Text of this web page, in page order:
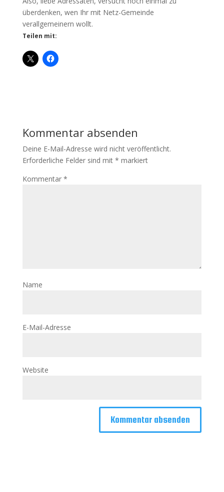
überdenken, wen Ihr mit Netz-Gemeinde
verallgemeinern wollt.
Teilen mit:
Kommentar absenden
Deine E-Mail-Adresse wird nicht veröffentlicht.
Erforderliche Felder sind mit * markiert
Kommentar *
Name
E-Mail-Adresse
Website